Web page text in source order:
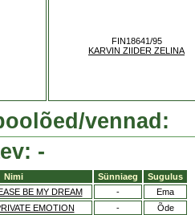
FIN18641/95
KARVIN ZIIDER ZELINA
vennad:
-
Nimi Sünniaeg
Sugulus
BE MY DREAM -
Ema
EMOTION - Õde